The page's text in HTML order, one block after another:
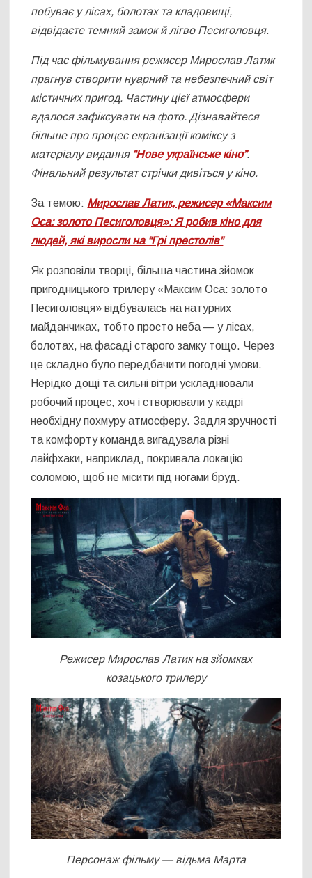
побуває у лісах, болотах та кладовищі,
відвідаєте темний замок й лігво Песиголовця.
Під час фільмування режисер Мирослав Латик
прагнув створити нуарний та небезпечний світ
містичних пригод. Частину цієї атмосфери
вдалося зафіксувати на фото. Дізнавайтеся
більше про процес екранізації коміксу з
матеріалу видання “Нове українське кіно”.
Фінальний результат стрічки дивіться у кіно.
За темою: Мирослав Латик, режисер «Максим
Оса: золото Песиголовця»: Я робив кіно для
людей, які виросли на “Грі престолів”
Як розповіли творці, більша частина зйомок
пригодницького трилеру «Максим Оса: золото
Песиголовця» відбувалась на натурних
майданчиках, тобто просто неба — у лісах,
болотах, на фасаді старого замку тощо. Через
це складно було передбачити погодні умови.
Нерідко дощі та сильні вітри ускладнювали
робочий процес, хоч і створювали у кадрі
необхідну похмуру атмосферу. Задля зручності
та комфорту команда вигадувала різні
лайфхаки, наприклад, покривала локацію
соломою, щоб не місити під ногами бруд.
Режисер Мирослав Латик на зйомках
козацького трилеру
Персонаж фільму — відьма Марта